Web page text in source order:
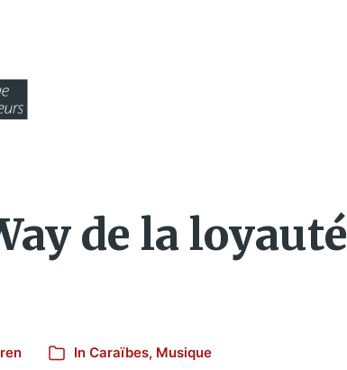
de la
In Caraïbes, Musique